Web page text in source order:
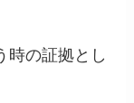
時の証拠とし